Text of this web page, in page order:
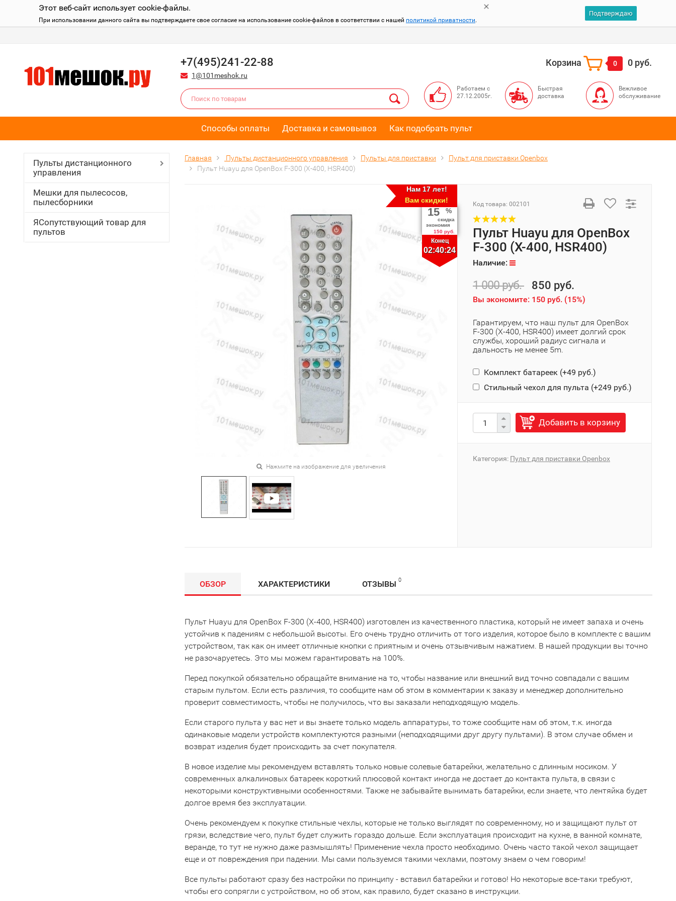
Этот веб-сайт использует cookie-файлы.
При использовании данного сайта вы подтверждаете свое согласие на использование cookie-файлов в соответствии с нашей политикой приватности.
Подтверждаю
+7(495)241-22-88
1@101meshok.ru
Корзина 0 0 руб.
Работаем с
27.12.2005г.
Быстрая
доставка
Вежливое
обслуживание
Способы оплаты Доставка и самовывоз Как подобрать пульт
Пульты дистанционного
управления
Мешки для пылесосов,
пылесборники
ЯСопутствующий товар для
пультов
Главная Пульты дистанционного управления Пульты для приставки
Пульт для приставки Openbox
Пульт Huayu для OpenBox F-300 (X-400, HSR400)
Нажмите на изображение для увеличения
Нам 17 лет!
Вам скидки!
Конец
02:40:24
15 %
скидка
экономия
150 руб.
Код товара: 002101
Пульт Huayu для OpenBox
F-300 (X-400, HSR400)
Наличие:
1 000 руб. 850 руб.
Вы экономите: 150 руб. (15%)
Гарантируем, что наш пульт для OpenBox
F-300 (X-400, HSR400) имеет долгий срок
службы, хороший радиус сигнала и
дальность не менее 5m.
Комплект батареек (+49 руб.)
Стильный чехол для пульта (+249 руб.)
Добавить в корзину
Категория: Пульт для приставки Openbox
ОБЗОР ХАРАКТЕРИСТИКИ ОТЗЫВЫ 0
Пульт Huayu для OpenBox F-300 (X-400, HSR400) изготовлен из качественного пластика, который не имеет запаха и очень
устойчив к падениям с небольшой высоты. Его очень трудно отличить от того изделия, которое было в комплекте с вашим
устройством, так как он имеет отличные кнопки с приятным и очень отзывчивым нажатием. В нашей продукции вы точно
не разочаруетесь. Это мы можем гарантировать на 100%.
Перед покупкой обязательно обращайте внимание на то, чтобы название или внешний вид точно совпадали с вашим
старым пультом. Если есть различия, то сообщите нам об этом в комментарии к заказу и менеджер дополнительно
проверит совместимость, чтобы не получилось, что вы заказали неподходящую модель.
Если старого пульта у вас нет и вы знаете только модель аппаратуры, то тоже сообщите нам об этом, т.к. иногда
одинаковые модели устройств комплектуются разными (неподходящими друг другу пультами). В этом случае обмен и
возврат изделия будет происходить за счет покупателя.
В новое изделие мы рекомендуем вставлять только новые солевые батарейки, желательно с длинным носиком. У
современных алкалиновых батареек короткий плюсовой контакт иногда не достает до контакта пульта, в связи с
некоторыми конструктивными особенностями. Также не забывайте вынимать батарейки, если знаете, что лентяйка будет
долгое время без эксплуатации.
Очень рекомендуем к покупке стильные чехлы, которые не только выглядят по современному, но и защищают пульт от
грязи, вследствие чего, пульт будет служить гораздо дольше. Если эксплуатация происходит на кухне, в ванной комнате,
веранде, то тут не нужно даже размышлять! Применение чехла просто необходимо. Очень часто такой чехол защищает
еще и от повреждения при падении. Мы сами пользуемся такими чехлами, поэтому знаем о чем говорим!
Все пульты работают сразу без настройки по принципу - вставил батарейки и готово! Но некоторые все-таки требуют,
чтобы его сопрягли с устройством, но об этом, как правило, будет сказано в инструкции.